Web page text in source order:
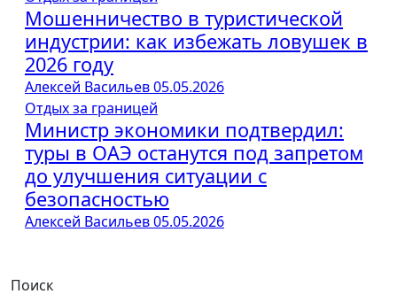
Мошенничество в туристической
индустрии: как избежать ловушек в
2026 году
Алексей Васильев05.05.2026
Отдых за границей
Министр экономики подтвердил:
туры в ОАЭ останутся под запретом
до улучшения ситуации с
безопасностью
Алексей Васильев05.05.2026
Поиск